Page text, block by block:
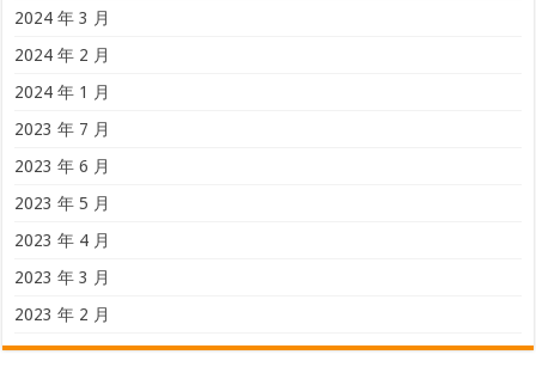
2024 年 3 月
2024 年 2 月
2024 年 1 月
2023 年 7 月
2023 年 6 月
2023 年 5 月
2023 年 4 月
2023 年 3 月
2023 年 2 月